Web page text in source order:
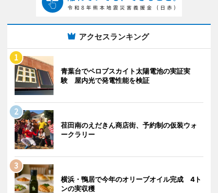
アクセスランキング
青葉台でペロブスカイト太陽電池の実証実
験 屋内光で発電性能を検証
荏田南のえだきん商店街、予約制の仮装ウォ
ークラリー
横浜・鴨居で今年のオリーブオイル完成 4ト
ンの実収穫